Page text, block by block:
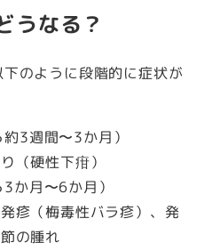
うなる？
のように段階的に症状が
約3週間〜3か月）
（硬性下疳）
3か月〜6か月）
疹（梅毒性バラ疹）、発
の腫れ